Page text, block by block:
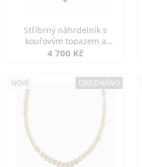
Stříbrný náhrdelník s
kouřovým topazem a
markazity
4 700 Kč
NOVÉ OBJEDNÁNO